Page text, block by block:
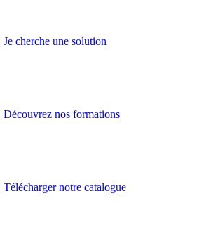
Je cherche une solution
Découvrez nos formations
Télécharger notre catalogue